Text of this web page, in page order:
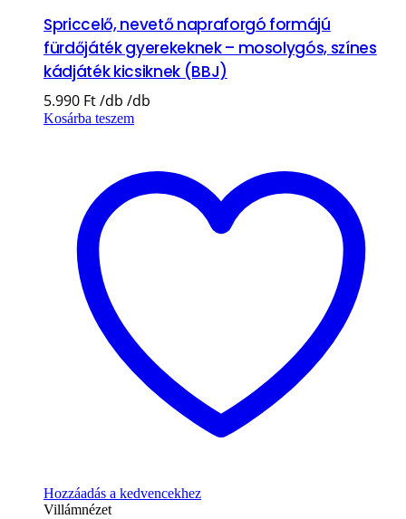
Spriccelő, nevető napraforgó formájú
fürdőjáték gyerekeknek – mosolygós, színes
kádjáték kicsiknek (BBJ)
5.990 Ft
Kosárba teszem
Hozzáadás a kedvencekhez
Villámnézet